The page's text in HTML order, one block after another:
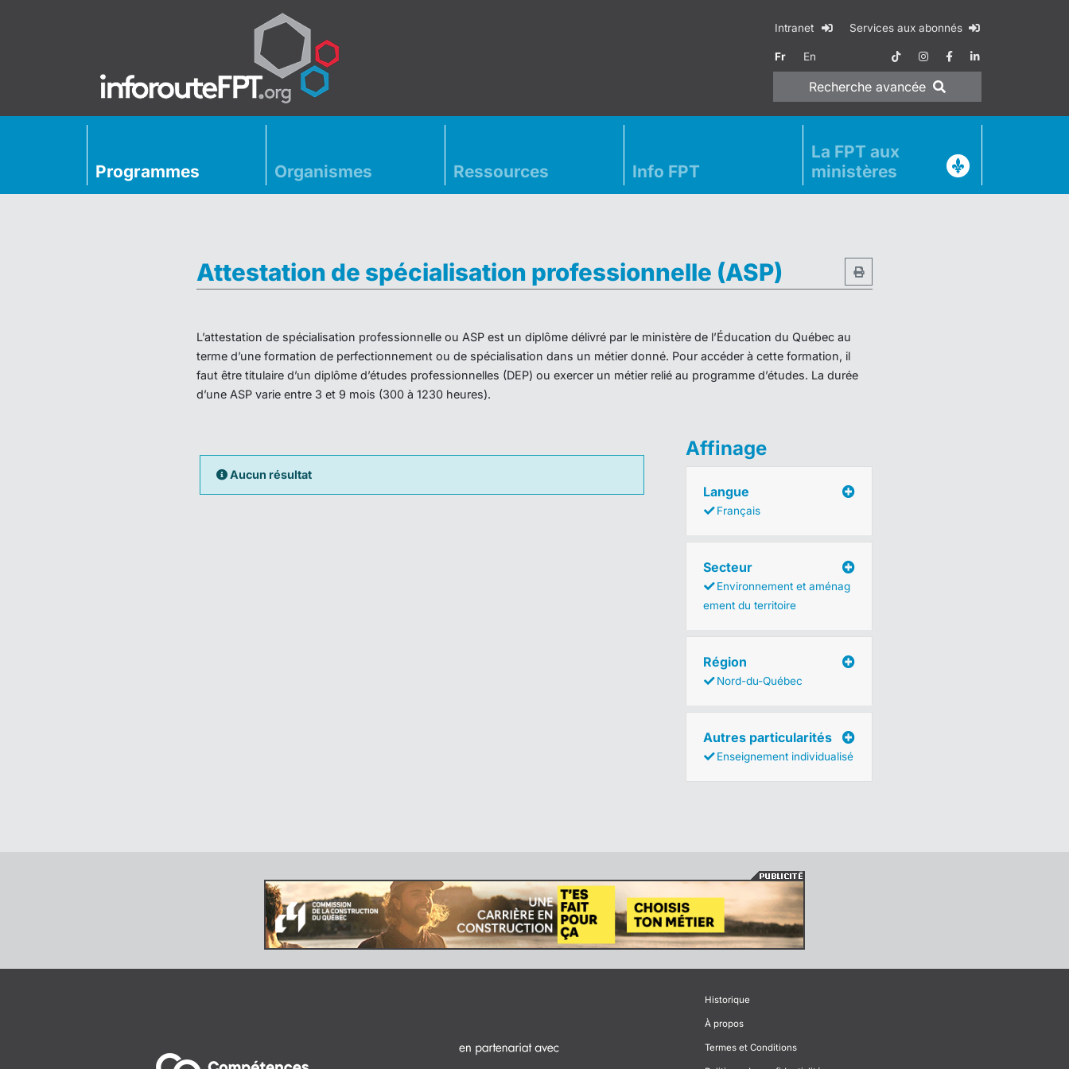
Intranet Services aux abonnés
Fr En
Recherche avancée
Programmes Organismes Ressources Info FPT
La FPT aux
ministères
Attestation de spécialisation professionnelle (ASP)
L’attestation de spécialisation professionnelle ou ASP est un diplôme délivré par le ministère de l’Éducation du Québec au
terme d’une formation de perfectionnement ou de spécialisation dans un métier donné. Pour accéder à cette formation, il
faut être titulaire d’un diplôme d’études professionnelles (DEP) ou exercer un métier relié au programme d’études. La durée
d’une ASP varie entre 3 et 9 mois (300 à 1230 heures).
Aucun résultat
Affinage
Langue
Français
Secteur
Environnement et aménag
ement du territoire
Région
Nord-du-Québec
Autres particularités
Enseignement individualisé
Historique
À propos
Termes et Conditions